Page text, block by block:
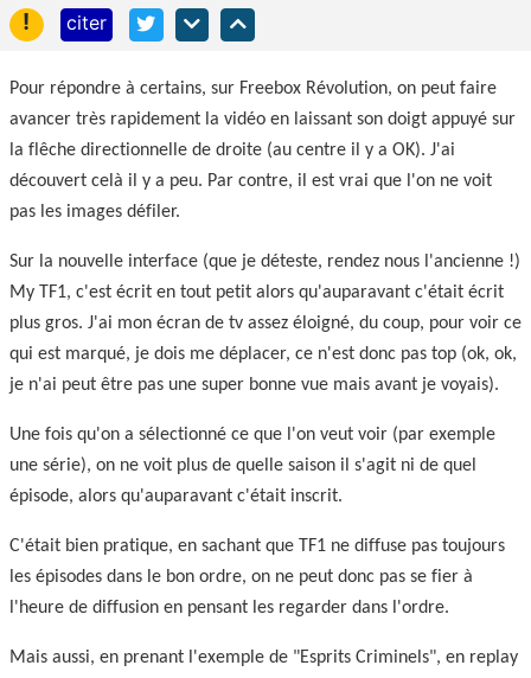
!
citer
Pour répondre à certains, sur Freebox Révolution, on peut faire
avancer très rapidement la vidéo en laissant son doigt appuyé sur
la flêche directionnelle de droite (au centre il y a OK). J'ai
découvert celà il y a peu. Par contre, il est vrai que l'on ne voit
pas les images défiler.
Sur la nouvelle interface (que je déteste, rendez nous l'ancienne !)
My TF1, c'est écrit en tout petit alors qu'auparavant c'était écrit
plus gros. J'ai mon écran de tv assez éloigné, du coup, pour voir ce
qui est marqué, je dois me déplacer, ce n'est donc pas top (ok, ok,
je n'ai peut être pas une super bonne vue mais avant je voyais).
Une fois qu'on a sélectionné ce que l'on veut voir (par exemple
une série), on ne voit plus de quelle saison il s'agit ni de quel
épisode, alors qu'auparavant c'était inscrit.
C'était bien pratique, en sachant que TF1 ne diffuse pas toujours
les épisodes dans le bon ordre, on ne peut donc pas se fier à
l'heure de diffusion en pensant les regarder dans l'ordre.
Mais aussi, en prenant l'exemple de "Esprits Criminels", en replay